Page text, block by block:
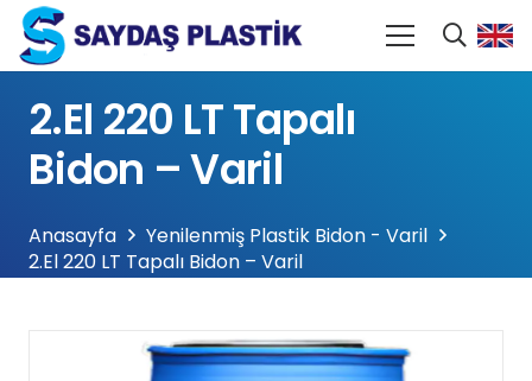
2.El 220 LT Tapalı
Bidon – Varil
Anasayfa
Yenilenmiş Plastik Bidon - Varil
2.El 220 LT Tapalı Bidon – Varil